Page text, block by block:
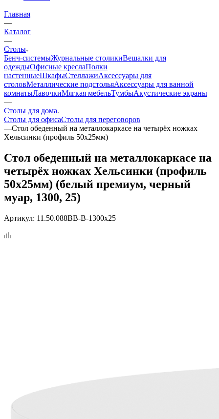
Главная
—
Каталог
—
Столы
Бенч-системыЖурнальные столикиВешалки для
одеждыОфисные креслаПолки
настенныеШкафыСтеллажиАксессуары для
столовМеталлические подстольяАксессуары для ванной
комнатыЛавочкиМягкая мебельТумбыАкустические экраны
—
Столы для дома
Столы для офисаСтолы для переговоров
—Стол обеденный на металлокаркасе на четырёх ножках
Хельсинки (профиль 50х25мм)
Стол обеденный на металлокаркасе на
четырёх ножках Хельсинки (профиль
50х25мм) (белый премиум, черный
муар, 1300, 25)
Артикул: 11.50.088BB-B-1300x25